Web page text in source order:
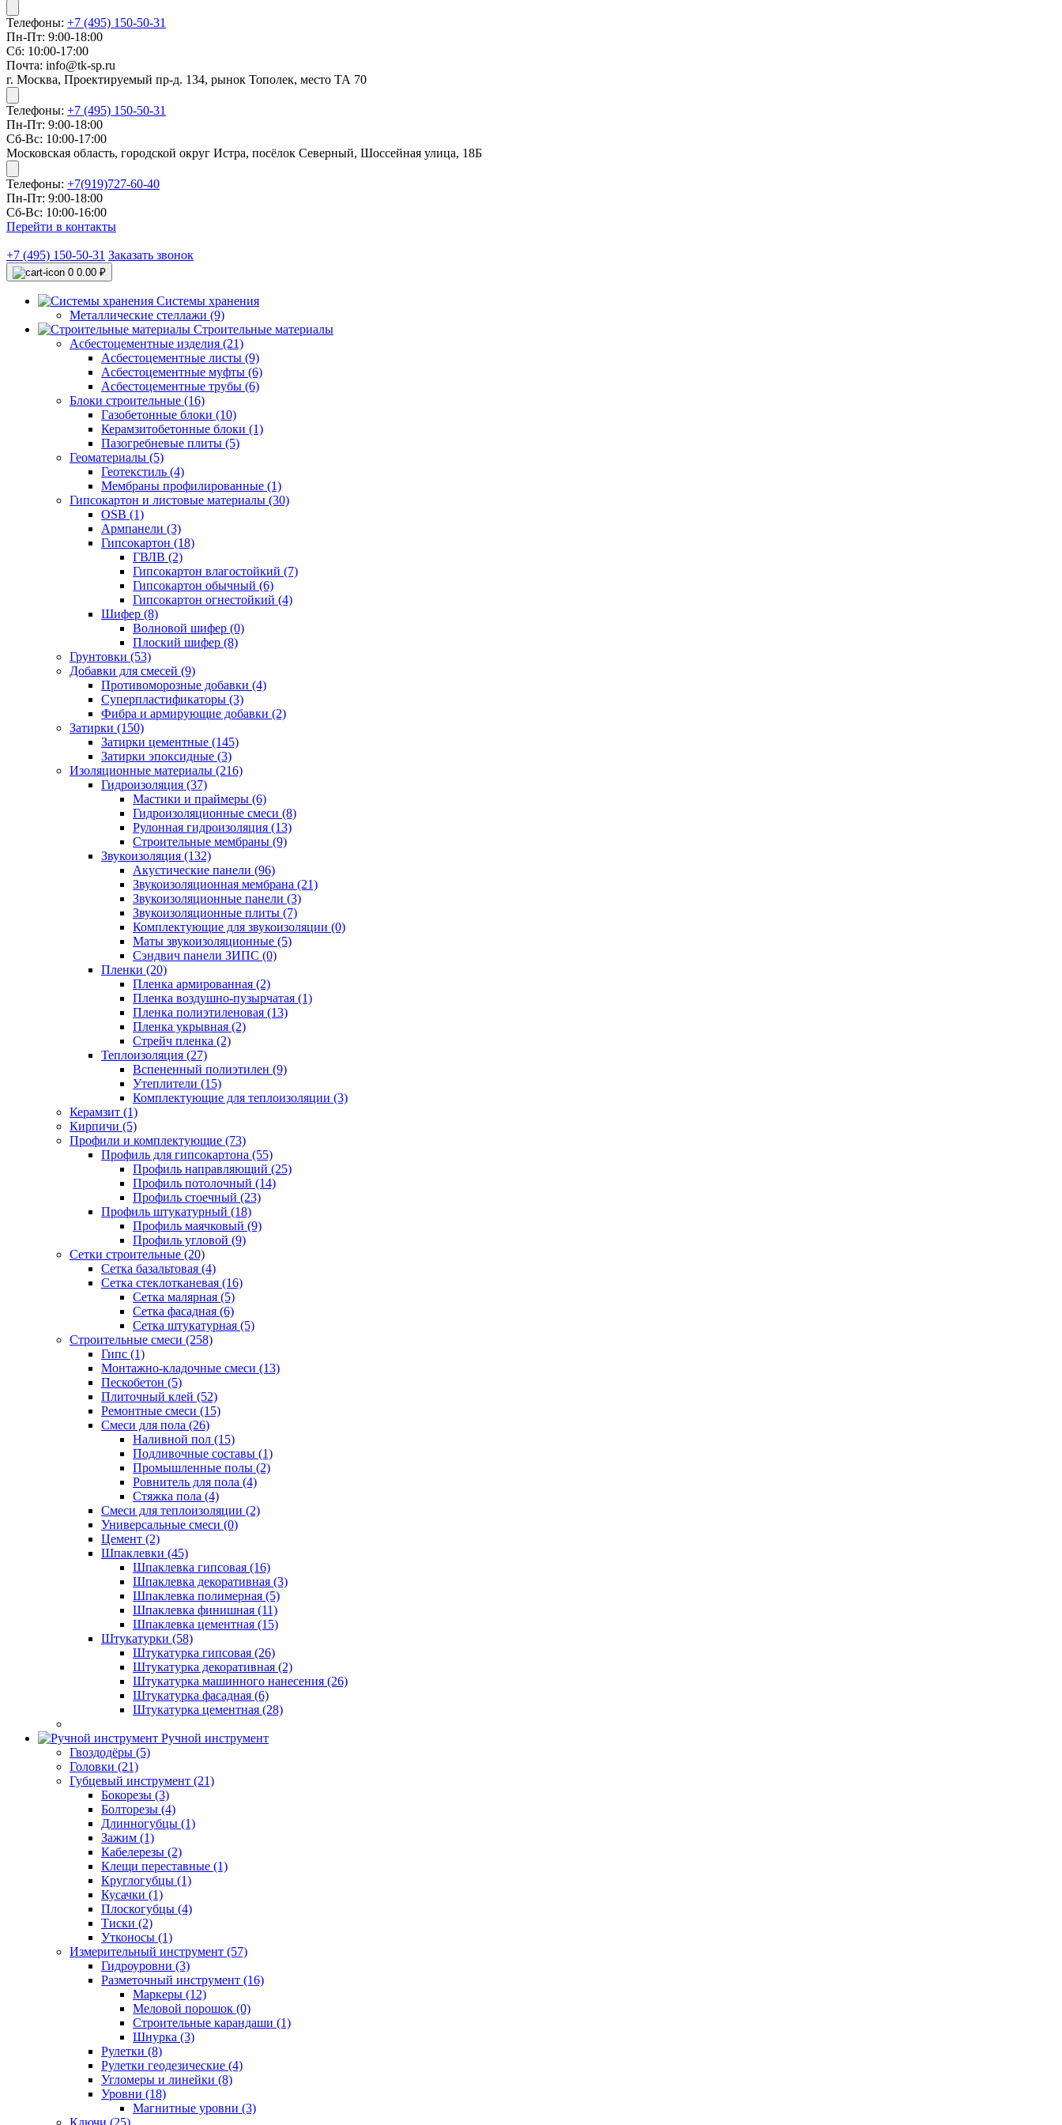
Телефоны: +7 (495) 150-50-31
Пн-Пт: 9:00-18:00
Сб: 10:00-17:00
Почта: info@tk-sp.ru
г. Москва, Проектируемый пр-д. 134, рынок Тополек, место ТА 70
Телефоны: +7 (495) 150-50-31
Пн-Пт: 9:00-18:00
Сб-Вс: 10:00-17:00
Московская область, городской округ Истра, посёлок Северный, Шоссейная улица, 18Б
Телефоны: +7(919)727-60-40
Пн-Пт: 9:00-18:00
Сб-Вс: 10:00-16:00
Перейти в контакты
+7 (495) 150-50-31 Заказать звонок
0 0.00 ₽
Системы хранения
Металлические стеллажи (9)
Строительные материалы
Асбестоцементные изделия (21)
Асбестоцементные листы (9)
Асбестоцементные муфты (6)
Асбестоцементные трубы (6)
Блоки строительные (16)
Газобетонные блоки (10)
Керамзитобетонные блоки (1)
Пазогребневые плиты (5)
Геоматериалы (5)
Геотекстиль (4)
Мембраны профилированные (1)
Гипсокартон и листовые материалы (30)
OSB (1)
Армпанели (3)
Гипсокартон (18)
ГВЛВ (2)
Гипсокартон влагостойкий (7)
Гипсокартон обычный (6)
Гипсокартон огнестойкий (4)
Шифер (8)
Волновой шифер (0)
Плоский шифер (8)
Грунтовки (53)
Добавки для смесей (9)
Противоморозные добавки (4)
Суперпластификаторы (3)
Фибра и армирующие добавки (2)
Затирки (150)
Затирки цементные (145)
Затирки эпоксидные (3)
Изоляционные материалы (216)
Гидроизоляция (37)
Мастики и праймеры (6)
Гидроизоляционные смеси (8)
Рулонная гидроизоляция (13)
Строительные мембраны (9)
Звукоизоляция (132)
Акустические панели (96)
Звукоизоляционная мембрана (21)
Звукоизоляционные панели (3)
Звукоизоляционные плиты (7)
Комплектующие для звукоизоляции (0)
Маты звукоизоляционные (5)
Сэндвич панели ЗИПС (0)
Пленки (20)
Пленка армированная (2)
Пленка воздушно-пузырчатая (1)
Пленка полиэтиленовая (13)
Пленка укрывная (2)
Стрейч пленка (2)
Теплоизоляция (27)
Вспененный полиэтилен (9)
Утеплители (15)
Комплектующие для теплоизоляции (3)
Керамзит (1)
Кирпичи (5)
Профили и комплектующие (73)
Профиль для гипсокартона (55)
Профиль направляющий (25)
Профиль потолочный (14)
Профиль стоечный (23)
Профиль штукатурный (18)
Профиль маячковый (9)
Профиль угловой (9)
Сетки строительные (20)
Сетка базальтовая (4)
Сетка стеклотканевая (16)
Сетка малярная (5)
Сетка фасадная (6)
Сетка штукатурная (5)
Строительные смеси (258)
Гипс (1)
Монтажно-кладочные смеси (13)
Пескобетон (5)
Плиточный клей (52)
Ремонтные смеси (15)
Смеси для пола (26)
Наливной пол (15)
Подливочные составы (1)
Промышленные полы (2)
Ровнитель для пола (4)
Стяжка пола (4)
Смеси для теплоизоляции (2)
Универсальные смеси (0)
Цемент (2)
Шпаклевки (45)
Шпаклевка гипсовая (16)
Шпаклевка декоративная (3)
Шпаклевка полимерная (5)
Шпаклевка финишная (11)
Шпаклевка цементная (15)
Штукатурки (58)
Штукатурка гипсовая (26)
Штукатурка декоративная (2)
Штукатурка машинного нанесения (26)
Штукатурка фасадная (6)
Штукатурка цементная (28)
Ручной инструмент
Гвоздодёры (5)
Головки (21)
Губцевый инструмент (21)
Бокорезы (3)
Болторезы (4)
Длинногубцы (1)
Зажим (1)
Кабелерезы (2)
Клещи переставные (1)
Круглогубцы (1)
Кусачки (1)
Плоскогубцы (4)
Тиски (2)
Утконосы (1)
Измерительный инструмент (57)
Гидроуровни (3)
Разметочный инструмент (16)
Маркеры (12)
Меловой порошок (0)
Строительные карандаши (1)
Шнурка (3)
Рулетки (8)
Рулетки геодезические (4)
Угломеры и линейки (8)
Уровни (18)
Магнитные уровни (3)
Ключи (25)